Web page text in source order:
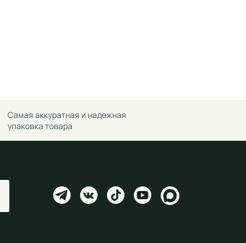
Самая аккуратная и надежная
упаковка товара